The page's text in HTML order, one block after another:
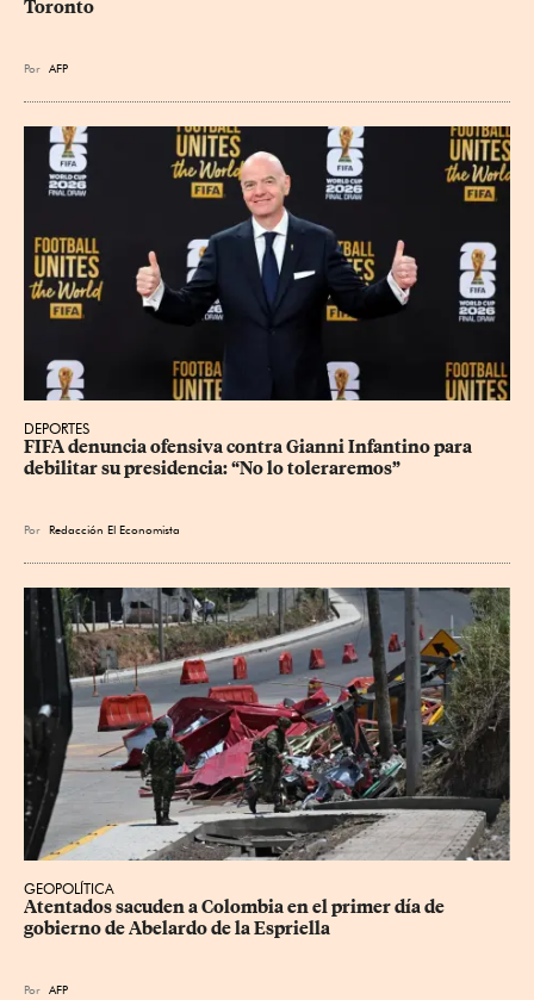
Toronto
Por AFP
DEPORTES
FIFA denuncia ofensiva contra Gianni Infantino para
debilitar su presidencia: “No lo toleraremos”
Por Redacción El Economista
GEOPOLÍTICA
Atentados sacuden a Colombia en el primer día de
gobierno de Abelardo de la Espriella
Por AFP